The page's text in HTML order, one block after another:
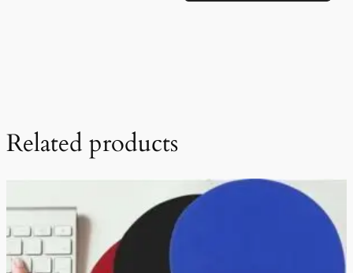
Related products